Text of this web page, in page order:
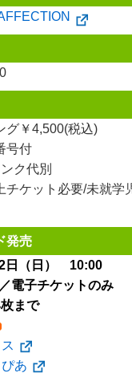
グ￥4,500(税込)
号付
ク代別
チケット必要/未就学
発売
日（日） 10:00
電子チケットのみ
まで
あ